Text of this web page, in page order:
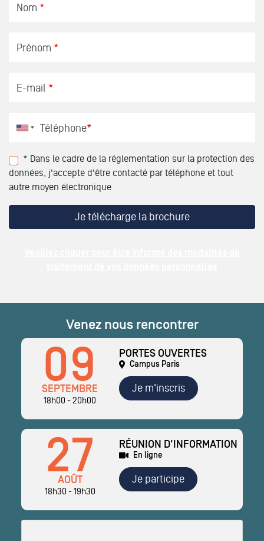
Nom *
Prénom *
E-mail *
Téléphone*
* Dans le cadre de la réglementation sur la protection des
données, j'accepte d'être contacté par téléphone et tout
autre moyen électronique
Venez nous rencontrer
09
SEPTEMBRE
18h00 - 20h00
PORTES OUVERTES
Campus Paris
Je m'inscris
27
AOÛT
18h30 - 19h30
RÉUNION D'INFORMATION
En ligne
Je participe